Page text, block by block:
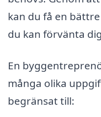
kan du få en
du kan förvänta
En
många olika
begränsat till: